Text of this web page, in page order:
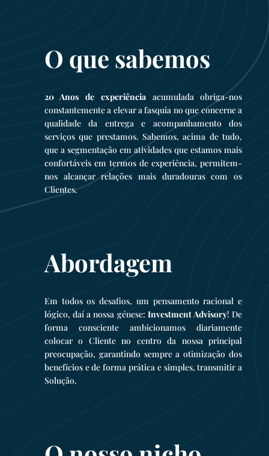
O que sabemos
20 Anos de experiênciaacumulada obriga-nos
constantemente a elevar a fasquia no que concerne a
qualidade da entrega e acompanhamento dos
serviços que prestamos. Sabemos, acima de tudo,
que a segmentação em atividades que estamos mais
confortáveis em termos de experiência, permitem-
nos alcançar relações mais duradouras com os
Clientes.
Abordagem
Em todos os desafios, um pensamento racional e
lógico, daí a nossa génese: Investment Advisory! De
forma consciente ambicionamos diariamente
colocar o Cliente no centro da nossa principal
preocupação, garantindo sempre a otimização dos
benefícios e de forma prática e simples, transmitir a
Solução.